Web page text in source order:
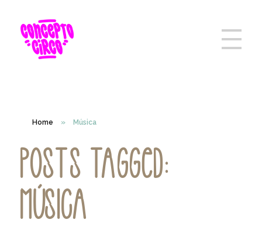
Home » Música
Posts tagged:
Música